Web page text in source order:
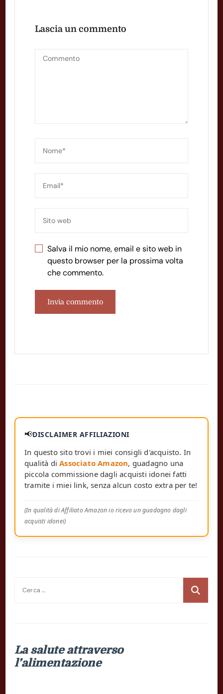
Lascia un commento
Salva il mio nome, email e sito web in
questo browser per la prossima volta
che commento.
📢DISCLAIMER AFFILIAZIONI
In questo sito trovi i miei consigli d'acquisto. In
qualità diAssociato Amazon, guadagno una
piccola commissione dagli acquisti idonei fatti
tramite i miei link, senza alcun costo extra per te!
(In qualità di Affiliato Amazon io ricevo un guadagno dagli
acquisti idonei)
La salute attraverso
l’alimentazione